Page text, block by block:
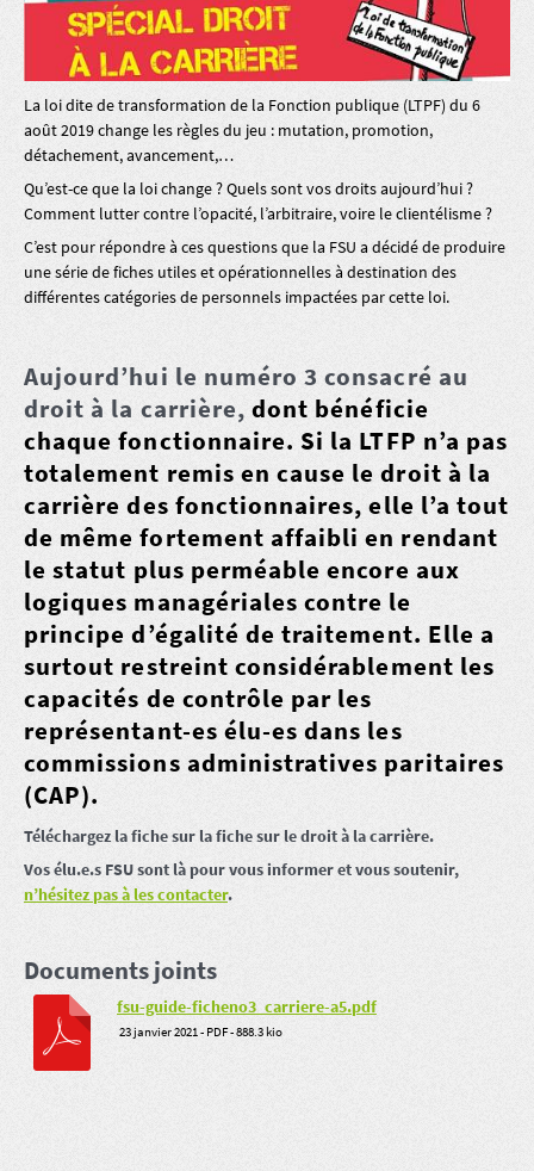
La loi dite de transformation de la Fonction publique (LTPF) du 6
août 2019 change les règles du jeu : mutation, promotion,
détachement, avancement,…
Qu’est-ce que la loi change ? Quels sont vos droits aujourd’hui ?
Comment lutter contre l’opacité, l’arbitraire, voire le clientélisme ?
C’est pour répondre à ces questions que la FSU a décidé de produire
une série de fiches utiles et opérationnelles à destination des
différentes catégories de personnels impactées par cette loi.
Aujourd’hui le numéro 3 consacré au
droit à la carrière,dont bénéficie
chaque fonctionnaire. Si la LTFP n’a pas
totalement remis en cause le droit à la
carrière des fonctionnaires, elle l’a tout
de même fortement affaibli en rendant
le statut plus perméable encore aux
logiques managériales contre le
principe d’égalité de traitement. Elle a
surtout restreint considérablement les
capacités de contrôle par les
représentant-es élu-es dans les
commissions administratives paritaires
(CAP).
Téléchargez la fiche sur la fiche sur le droit à la carrière.
Vos élu.e.s FSU sont là pour vous informer et vous soutenir,
n’hésitez pas à les contacter.
Documents joints
fsu-guide-ficheno3_carriere-a5.pdf
23 janvier 2021- PDF-888.3 kio